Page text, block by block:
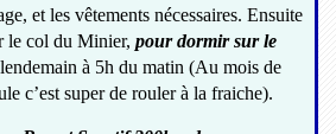
et les vêtements nécessaires. Ensuite
le col du Minier, pour dormir sur le
à 5h du matin (Au mois de
c’est super de rouler à la fraiche).